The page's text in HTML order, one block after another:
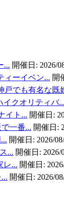
... 開催日: 2026/
ィーイベン... 開
戸でも有名な既
イクオリティバ...
イト... 開催日:
一番... 開催日:
開催日: 2026/
... 開催日: 2026/
レ... 開催日:
開催日: 2026/